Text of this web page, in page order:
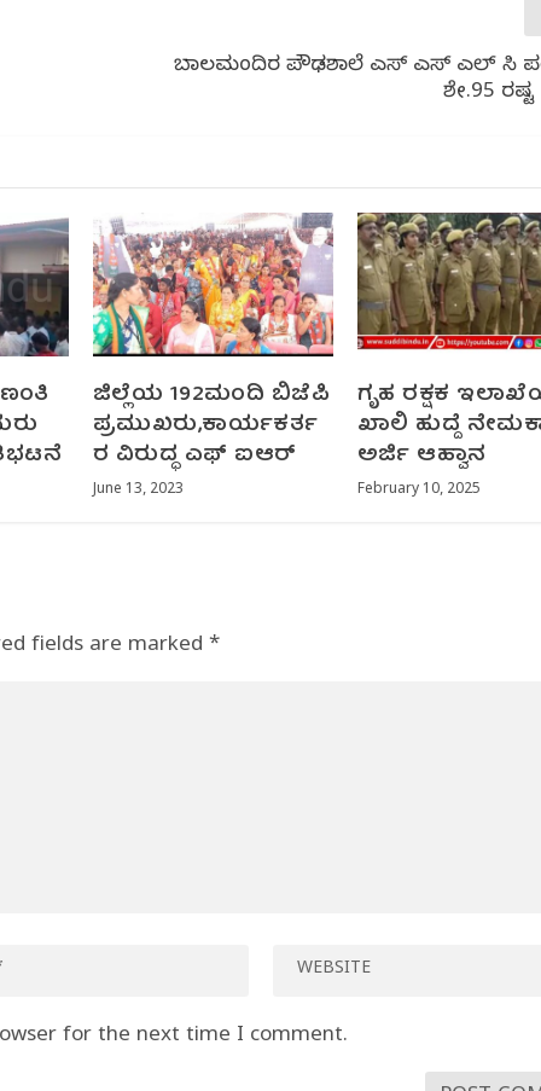
ಬಾಲಮಂದಿರ ಪ್ರೌಢಶಾಲೆ ಎಸ್ ಎಸ್ ಎಲ್ ಸಿ
ಶೇ.95
ಜಿಲ್ಲೆಯ 192ಮಂದಿ ಬಿಜೆಪಿ
ಪ್ರಮುಖರು,‌ಕಾರ್ಯಕರ್ತ
ರ ವಿರುದ್ಧ ಎಫ್ ಐಆರ್
June 13, 2023
ಗೃಹ ರಕ್ಷಕ
ಖಾಲಿ ಹುದ್ದೆ
ಅರ್ಜಿ ಆಹ್ವಾನ
February 10, 2025
fields are marked*
for the next time I comment.